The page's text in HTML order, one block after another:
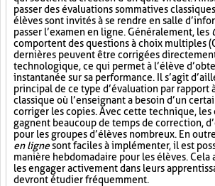
passer des évaluations sommatives
élèves sont invités à se rendre en salle
passer l’examen en ligne. Généralement, les
comportent des questions à choix multiples
dernières peuvent être corrigées
technologique, ce qui permet à l’élève
instantanée sur sa performance. Il s’agit
principal de ce type d’évaluation par rapport
classique où l’enseignant a besoin d’un
corriger les copies. Avec cette technique, les
gagnent beaucoup de temps de correction,
pour les groupes d’élèves nombreux. En
en lignesont faciles à implémenter, il est
manière hebdomadaire pour les élèves. Cela
les engager activement dans leurs
devront étudier fréquemment.